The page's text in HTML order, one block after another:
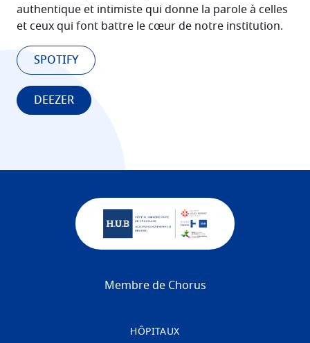
authentique et intimiste qui donne la parole à celles
et ceux qui font battre le cœur de notre institution.
SPOTIFY
DEEZER
Membre de Chorus
HÔPITAUX